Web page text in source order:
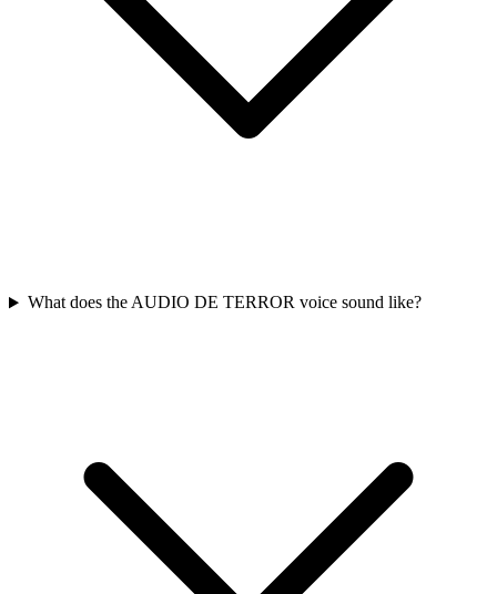
What does the AUDIO DE TERROR voice sound like?